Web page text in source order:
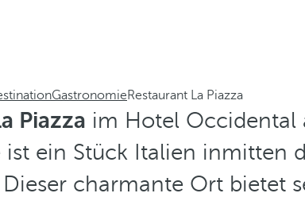
GastronomieRestaurant La Piazza
Piazza im Hotel Occidental
ist ein Stück Italien inmitten
Dieser charmante Ort bietet